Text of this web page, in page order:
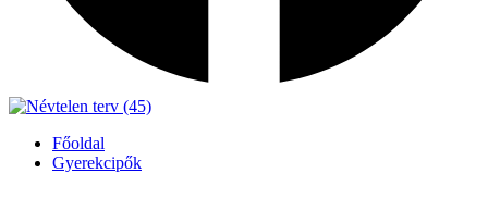
Főoldal
Gyerekcipők